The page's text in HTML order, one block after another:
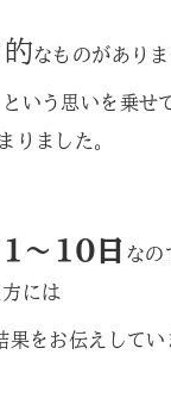
なものがありま
いう思いを乗せ
りました。
1～10日 なの
には
果をお伝えしてい